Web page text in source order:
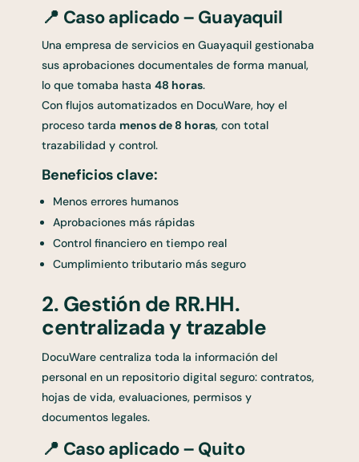
📍 Caso aplicado – Guayaquil
Una empresa de servicios en Guayaquil gestionaba
sus aprobaciones documentales de forma manual,
lo que tomaba hasta48 horas.
Con flujos automatizados en DocuWare, hoy el
proceso tarda menos de 8 horas, con total
trazabilidad y control.
Beneficios clave:
Menos errores humanos
Aprobaciones más rápidas
Control financiero en tiempo real
Cumplimiento tributario más seguro
2. Gestión de RR.HH.
centralizada y trazable
DocuWare centraliza toda la información del
personal en un repositorio digital seguro: contratos,
hojas de vida, evaluaciones, permisos y
documentos legales.
📍 Caso aplicado – Quito